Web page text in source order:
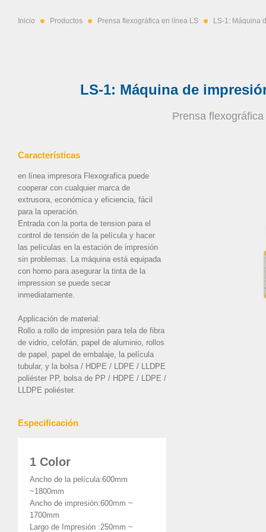
Inicio Productos Prensa flexográfica en línea LS LS-1: Máquina
LS-1: Máquina de
Prensa
Características
en línea impresora Flexografica puede
cooperar con cualquier marca de
extrusora, económica y eficiencia, fácil
para la operación.
Entrada con la porta de tension para el
control de tensión de la película y hacer
las películas en la estación de impresión
sin problemas. La máquina está equipada
con horno para asegurar la tinta de la
impression se puede secar
inmediatamente.
Applicación de material:
Rollo a rollo de impresión para tela de fibra
de vidrio, celofán, papel de aluminio, rollos
de papel, papel de embalaje, la película
tubular, y la bolsa / HDPE / LDPE / LLDPE
poliéster PP, bolsa de PP / HDPE / LDPE /
LLDPE poliéster.
Especificación
1 Color
Ancho de la película:600mm
~1800mm
Ancho de impresión:600mm ~
1700mm
Largo de Impresión :250mm ~